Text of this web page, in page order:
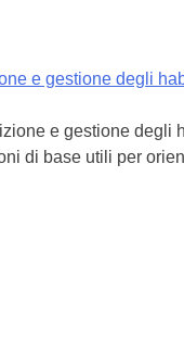
e gestione degli
e gestione
di base utili per